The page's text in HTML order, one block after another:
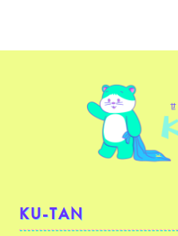
KU-TAN